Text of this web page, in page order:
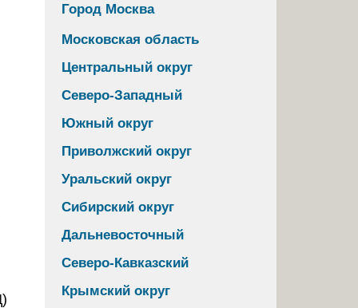
Город Москва
Московская область
Центральный округ
Северо-Западный
Южный округ
Приволжский округ
Уральский округ
Сибирский округ
Дальневосточный
Северо-Кавказский
Крымский округ